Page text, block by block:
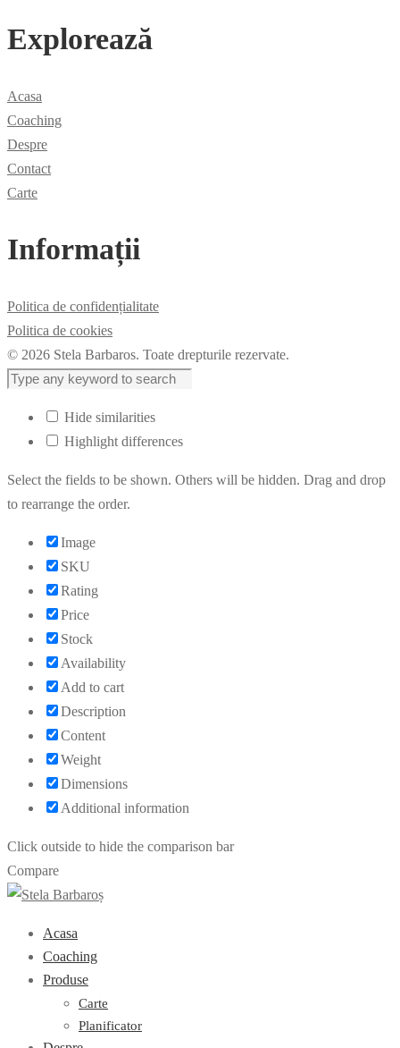
Explorează
Acasa
Coaching
Despre
Contact
Carte
Informații
Politica de confidențialitate
Politica de cookies
© 2026 Stela Barbaros. Toate drepturile rezervate.
Hide similarities
Highlight differences
Select the fields to be shown. Others will be hidden. Drag and drop
to rearrange the order.
Image
SKU
Rating
Price
Stock
Availability
Add to cart
Description
Content
Weight
Dimensions
Additional information
Click outside to hide the comparison bar
Compare
Acasa
Coaching
Produse
Carte
Planificator